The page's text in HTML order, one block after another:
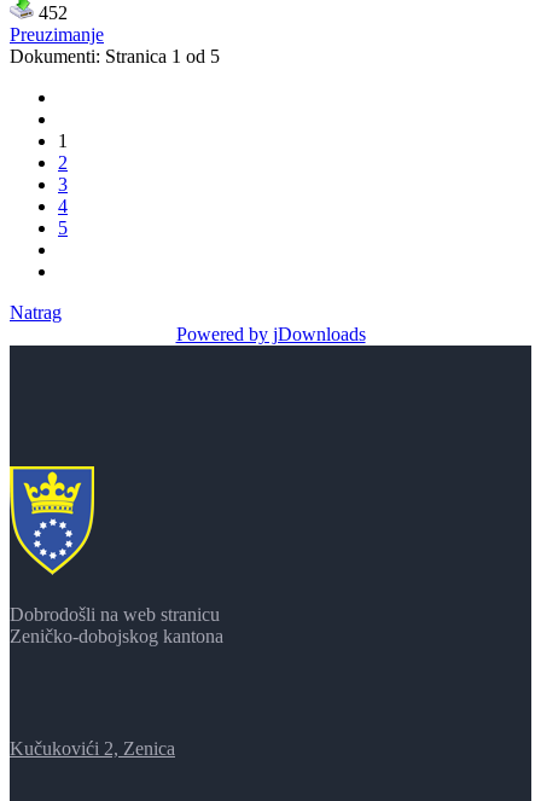
452
Preuzimanje
Dokumenti: Stranica 1 od 5
1
2
3
4
5
Natrag
Powered by jDownloads
Dobrodošli na web stranicu
Zeničko-dobojskog kantona
Kučukovići 2, Zenica